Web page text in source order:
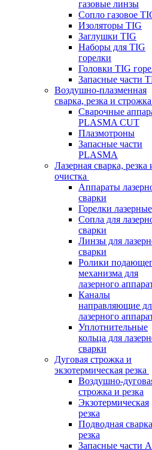
газовые линзы
Сопло газовое
Изоляторы TIG
Заглушки TIG
Наборы для TIG
горелки
Головки TIG
Запасные части
Воздушно-плазменная
сварка, резка и строжка
Сварочные
PLASMA CUT
Плазмотроны
Запасные части
PLASMA
Лазерная сварка, резка
очистка
Аппараты
сварки
Горелки лазерные
Сопла для
сварки
Линзы для
сварки
Ролики
механизма для
лазерного
Каналы
направляющие
лазерного
Уплотнительные
кольца для
сварки
Дуговая строжка и
экзотермическая резка
Воздушно-
строжка и резка
Экзотермическая
резка
Подводная
резка
Запасные части